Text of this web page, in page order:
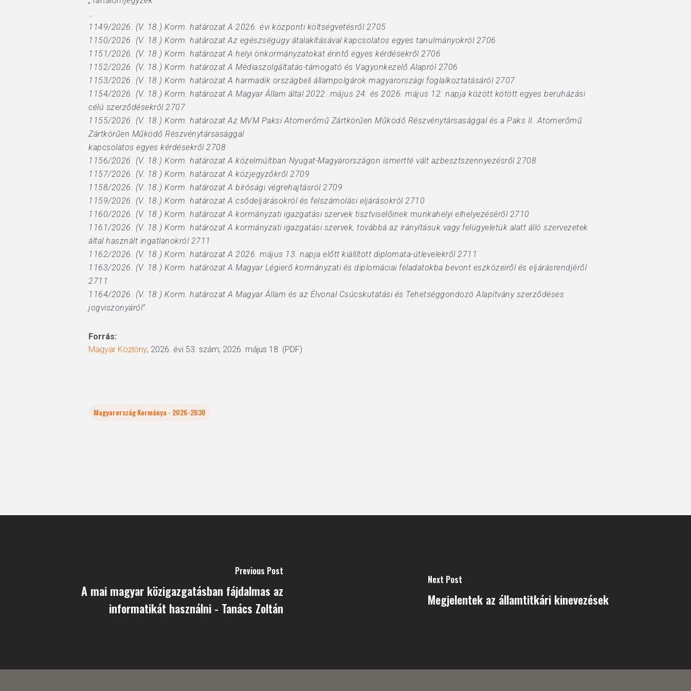
…
1149/2026. (V. 18.) Korm. határozat A 2026. évi központi költségvetésről 2705
1150/2026. (V. 18.) Korm. határozat Az egészségügy átalakításával kapcsolatos egyes tanulmányokról 2706
1151/2026. (V. 18.) Korm. határozat A helyi önkormányzatokat érintő egyes kérdésekről 2706
1152/2026. (V. 18.) Korm. határozat A Médiaszolgáltatás-támogató és Vagyonkezelő Alapról 2706
1153/2026. (V. 18.) Korm. határozat A harmadik országbeli állampolgárok magyarországi foglalkoztatásáról 2707
1154/2026. (V. 18.) Korm. határozat A Magyar Állam által 2022. május 24. és 2026. május 12. napja között kötött egyes beruházási
célú szerződésekről 2707
1155/2026. (V. 18.) Korm. határozat Az MVM Paksi Atomerőmű Zártkörűen Működő Részvénytársasággal és a Paks II. Atomerőmű
Zártkörűen Működő Részvénytársasággal
kapcsolatos egyes kérdésekről 2708
1156/2026. (V. 18.) Korm. határozat A közelmúltban Nyugat-Magyarországon ismertté vált azbesztszennyezésről 2708
1157/2026. (V. 18.) Korm. határozat A közjegyzőkről 2709
1158/2026. (V. 18.) Korm. határozat A bírósági végrehajtásról 2709
1159/2026. (V. 18.) Korm. határozat A csődeljárásokról és felszámolási eljárásokról 2710
1160/2026. (V. 18.) Korm. határozat A kormányzati igazgatási szervek tisztviselőinek munkahelyi elhelyezéséről 2710
1161/2026. (V. 18.) Korm. határozat A kormányzati igazgatási szervek, továbbá az irányításuk vagy felügyeletük alatt álló szervezetek
által használt ingatlanokról 2711
1162/2026. (V. 18.) Korm. határozat A 2026. május 13. napja előtt kiállított diplomata-útlevelekről 2711
1163/2026. (V. 18.) Korm. határozat A Magyar Légierő kormányzati és diplomáciai feladatokba bevont eszközeiről és eljárásrendjéről
2711
1164/2026. (V. 18.) Korm. határozat A Magyar Állam és az Élvonal Csúcskutatási és Tehetséggondozó Alapítvány szerződéses
jogviszonyáról”
Forrás:
Magyar Közlöny; 2026. évi 53. szám; 2026. május 18. (PDF)
Magyarország Kormánya - 2026-2030
Previous Post
A mai magyar közigazgatásban fájdalmas az
informatikát használni - Tanács Zoltán
Next Post
Megjelentek az államtitkári kinevezések